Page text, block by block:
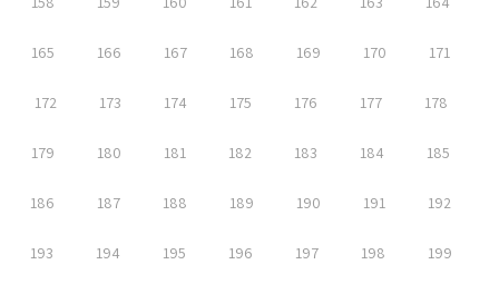
165 166 167 168 169 170 171
172 173 174 175 176 177 178
179 180 181 182 183 184 185
186 187 188 189 190 191 192
193 194 195 196 197 198 199